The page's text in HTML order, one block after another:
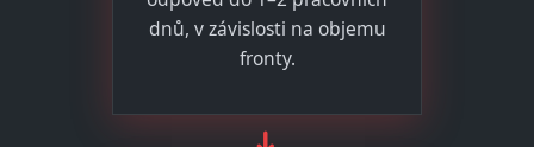
dnů, v závislosti na objemu
fronty.